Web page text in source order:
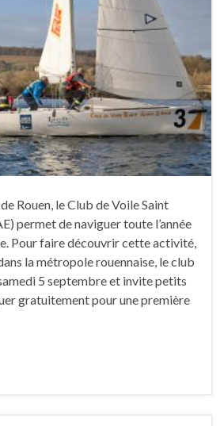
Rouen, le Club de Voile Saint
permet de naviguer toute l’année
Pour faire découvrir cette activité,
la métropole rouennaise, le club
5 septembre et invite petits
gratuitement pour une première